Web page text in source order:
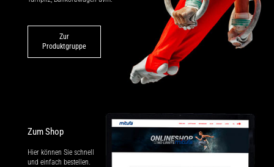
Zur
Produktgruppe
Zum Shop
Hier können Sie schnell
und einfach bestellen.